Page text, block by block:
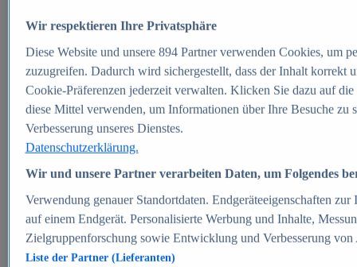
Zum Report
E-commerce
Beliebte Statistiken
Aktuelle Statistiken
E-Commerce - Entwicklung des Umsatzes in
Deutschland 1999-2025
Umsatz von Amazon in Deutschland und weltweit
2010-2025
B2C-E-Commerce: Top-50 Online Shops in
Deutschland 2024
Marktanteile von Online-Zahlungsverfahren in
Deutschland 2024
Umsatzstarke Warengruppen im Online-Handel in
Deutschland 2023-2025
Wir respektieren Ihre Privatsphäre
Diese Website und unsere 894Partner verwenden Cookies, um
zuzugreifen. Dadurch wird sichergestellt, dass der Inhalt korrekt
Cookie-Präferenzen jederzeit verwalten. Klicken Sie dazu auf
diese Mittel verwenden, um Informationen über Ihre Besuche
Verbesserung unseres Dienstes.
Datenschutzerklärung.
Wir und unsere Partner verarbeiten Daten, um Folgendes
Verwendung genauer Standortdaten. Endgeräteeigenschaften
auf einem Endgerät. Personalisierte Werbung und Inhalte,
Zielgruppenforschung sowie Entwicklung und Verbesserung von
Liste der Partner (Lieferanten)